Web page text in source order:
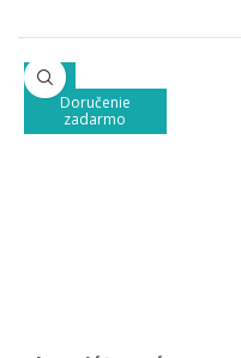
-16%
Doručenie
zadarmo